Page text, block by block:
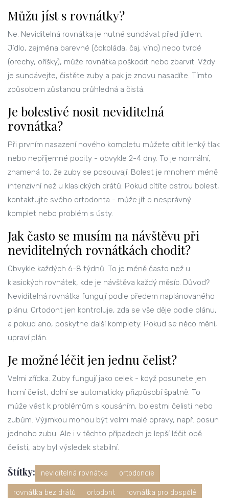
Můžu jíst s rovnátky?
Ne. Neviditelná rovnátka je nutné sundávat před jídlem.
Jídlo, zejména barevné (čokoláda, čaj, víno) nebo tvrdé
(orechy, oříšky), může rovnátka poškodit nebo zbarvit. Vždy
je sundávejte, čistěte zuby a pak je znovu nasadíte. Tímto
způsobem zůstanou průhledná a čistá.
Je bolestivé nosit neviditelná
rovnátka?
Při prvním nasazení nového kompletu můžete cítit lehký tlak
nebo nepříjemné pocity - obvykle 2-4 dny. To je normální,
znamená to, že zuby se posouvají. Bolest je mnohem méně
intenzivní než u klasických drátů. Pokud cítíte ostrou bolest,
kontaktujte svého ortodonta - může jít o nesprávný
komplet nebo problém s ústy.
Jak často se musím na návštěvu při
neviditelných rovnátkách chodit?
Obvykle každých 6-8 týdnů. To je méně často než u
klasických rovnátek, kde je návštěva každý měsíc. Důvod?
Neviditelná rovnátka fungují podle předem naplánovaného
plánu. Ortodont jen kontroluje, zda se vše děje podle plánu,
a pokud ano, poskytne další komplety. Pokud se něco mění,
upraví plán.
Je možné léčit jen jednu čelist?
Velmi zřídka. Zuby fungují jako celek - když posunete jen
horní čelist, dolní se automaticky přizpůsobí špatně. To
může vést k problémům s kousáním, bolestmi čelisti nebo
zubům. Výjimkou mohou být velmi malé opravy, např. posun
jednoho zubu. Ale i v těchto případech je lepší léčit obě
čelisti, aby byl výsledek stabilní.
Štítky: neviditelná rovnátka ortodoncie
rovnátka bez drátů ortodont rovnátka pro dospělé